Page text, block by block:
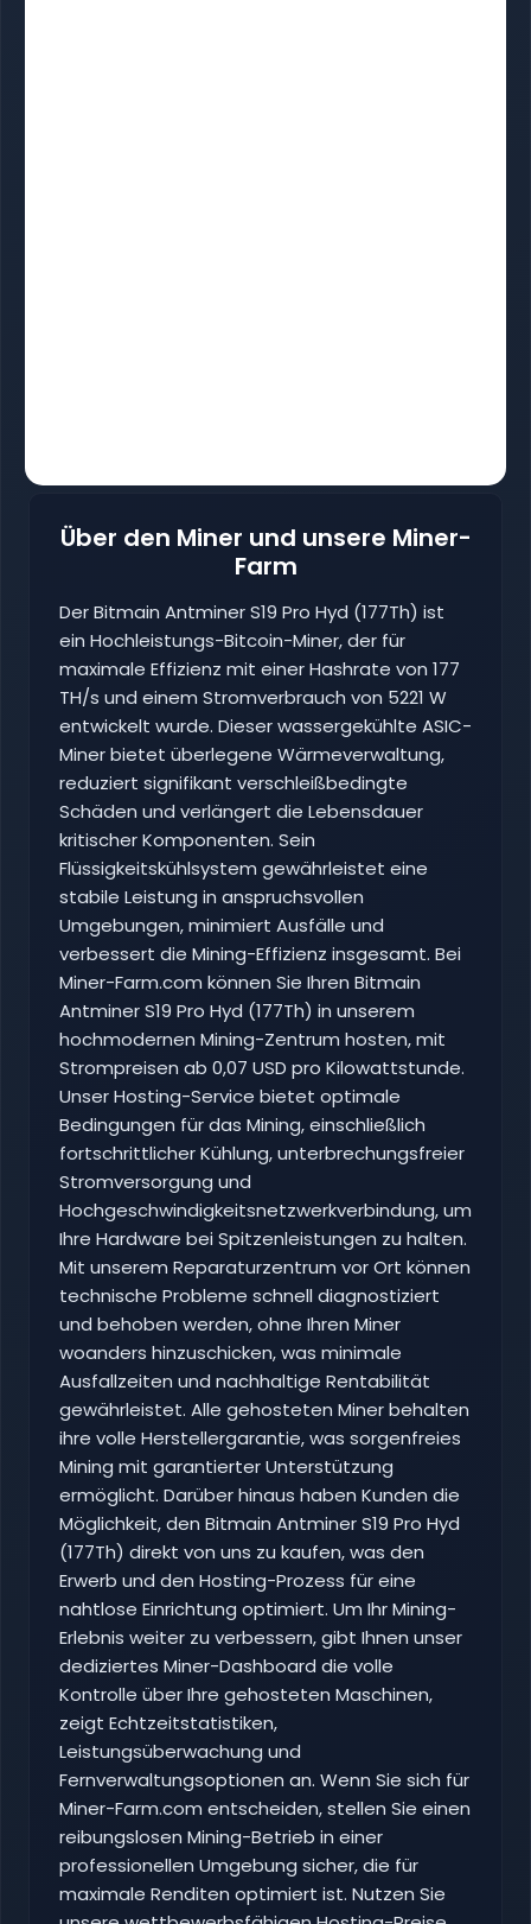
Über den Miner und unsere Miner-
Farm
Der Bitmain Antminer S19 Pro Hyd (177Th) ist
ein Hochleistungs-Bitcoin-Miner, der für
maximale Effizienz mit einer Hashrate von 177
TH/s und einem Stromverbrauch von 5221 W
entwickelt wurde. Dieser wassergekühlte ASIC-
Miner bietet überlegene Wärmeverwaltung,
reduziert signifikant verschleißbedingte
Schäden und verlängert die Lebensdauer
kritischer Komponenten. Sein
Flüssigkeitskühlsystem gewährleistet eine
stabile Leistung in anspruchsvollen
Umgebungen, minimiert Ausfälle und
verbessert die Mining-Effizienz insgesamt. Bei
Miner-Farm.com können Sie Ihren Bitmain
Antminer S19 Pro Hyd (177Th) in unserem
hochmodernen Mining-Zentrum hosten, mit
Strompreisen ab 0,07 USD pro Kilowattstunde.
Unser Hosting-Service bietet optimale
Bedingungen für das Mining, einschließlich
fortschrittlicher Kühlung, unterbrechungsfreier
Stromversorgung und
Hochgeschwindigkeitsnetzwerkverbindung, um
Ihre Hardware bei Spitzenleistungen zu halten.
Mit unserem Reparaturzentrum vor Ort können
technische Probleme schnell diagnostiziert
und behoben werden, ohne Ihren Miner
woanders hinzuschicken, was minimale
Ausfallzeiten und nachhaltige Rentabilität
gewährleistet. Alle gehosteten Miner behalten
ihre volle Herstellergarantie, was sorgenfreies
Mining mit garantierter Unterstützung
ermöglicht. Darüber hinaus haben Kunden die
Möglichkeit, den Bitmain Antminer S19 Pro Hyd
(177Th) direkt von uns zu kaufen, was den
Erwerb und den Hosting-Prozess für eine
nahtlose Einrichtung optimiert. Um Ihr Mining-
Erlebnis weiter zu verbessern, gibt Ihnen unser
dediziertes Miner-Dashboard die volle
Kontrolle über Ihre gehosteten Maschinen,
zeigt Echtzeitstatistiken,
Leistungsüberwachung und
Fernverwaltungsoptionen an. Wenn Sie sich für
Miner-Farm.com entscheiden, stellen Sie einen
reibungslosen Mining-Betrieb in einer
professionellen Umgebung sicher, die für
maximale Renditen optimiert ist. Nutzen Sie